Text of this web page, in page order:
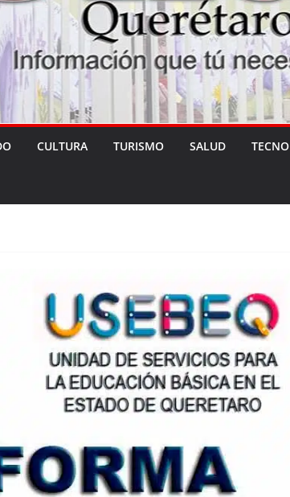
CULTURA TURISMO SALUD TECNO